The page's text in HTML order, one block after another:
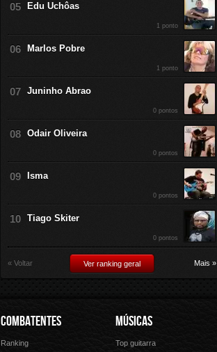
Edu Uchôas
1 ponto
Marlos Pobre
1 ponto
Juninho Abrao
0 pontos
Odair Oliveira
0 pontos
Isma
0 pontos
Tiago Skiter
0 pontos
« Voltar Ver ranking geral Mais »
COMBATENTES
Ranking
MÚSICAS
Top guitarra